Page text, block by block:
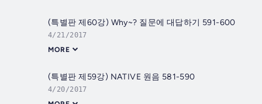
(특별판 제60강) Why~? 질문에 대답하기 591-600
4/21/2017
MORE
(특별판 제59강) NATIVE 원음 581-590
4/20/2017